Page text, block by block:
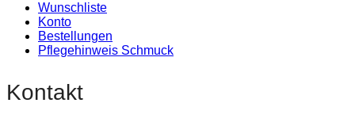
Wunschliste
Konto
Bestellungen
Pflegehinweis Schmuck
Kontakt